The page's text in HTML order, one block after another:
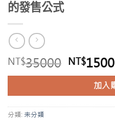
的發售公式
NT$35000 原
始
格：
NT$
加入
分類: 未分類